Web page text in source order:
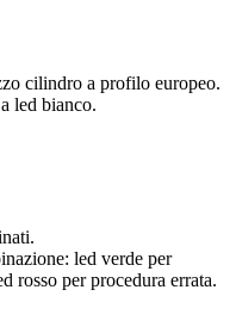
cilindro a profilo europeo.
led bianco.
led verde per
rosso per procedura errata.